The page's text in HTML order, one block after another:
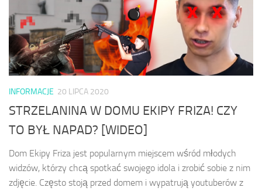
INFORMACJE 20 LIPCA 2020
STRZELANINA W DOMU EKIPY FRIZA! CZY
TO BYŁ NAPAD? [WIDEO]
Dom Ekipy Friza jest popularnym miejscem wśród młodych
widzów, którzy chcą spotkać swojego idola i zrobić sobie z nim
zdjęcie. Często stoją przed domem i wypatrują youtuberów z